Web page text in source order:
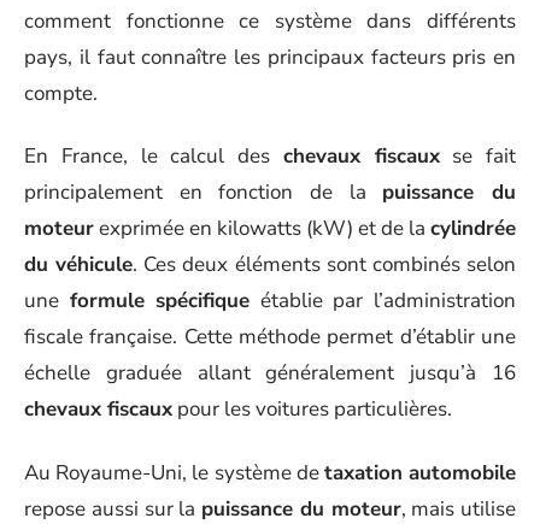
comment fonctionne ce système dans différents
pays, il faut connaître les principaux facteurs pris en
compte.
En France, le calcul des chevaux fiscauxse fait
principalement en fonction de la puissance du
moteurexprimée en kilowatts (kW) et de la cylindrée
du véhicule. Ces deux éléments sont combinés selon
une formule spécifique établie par l’administration
fiscale française. Cette méthode permet d’établir une
échelle graduée allant généralement jusqu’à 16
chevaux fiscaux pour les voitures particulières.
Au Royaume-Uni, le système detaxation automobile
repose aussi sur la puissance du moteur, mais utilise